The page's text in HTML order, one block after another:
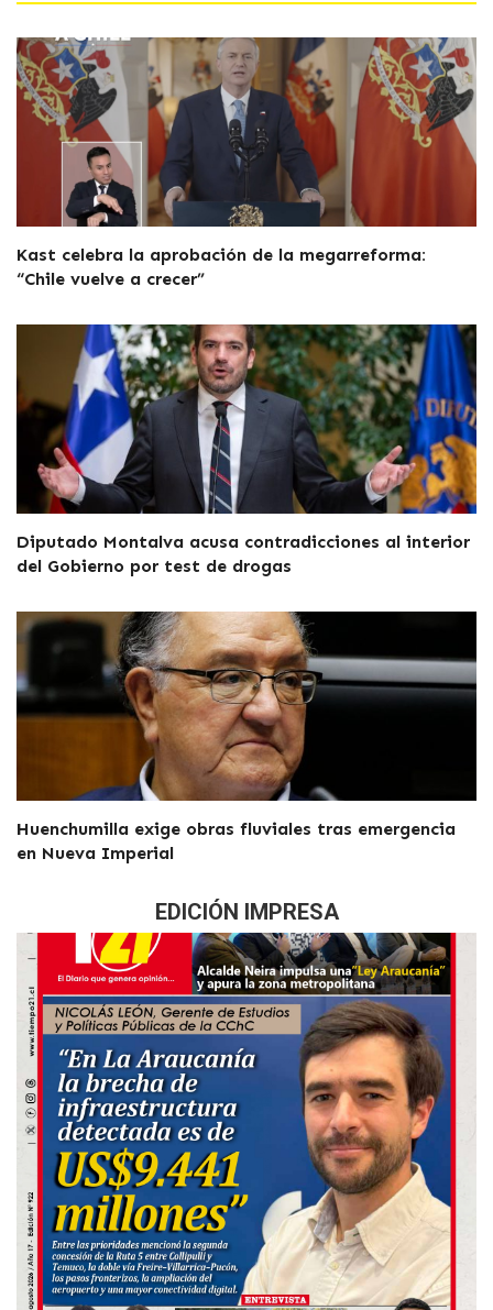
Kast celebra la aprobación de la megarreforma:
“Chile vuelve a crecer”
Diputado Montalva acusa contradicciones al interior
del Gobierno por test de drogas
Huenchumilla exige obras fluviales tras emergencia
en Nueva Imperial
EDICIÓN IMPRESA